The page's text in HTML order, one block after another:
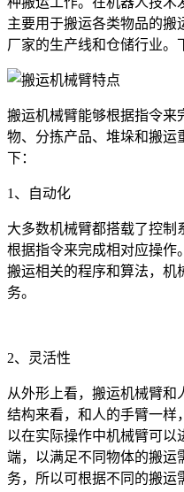
主要用于搬运各类物品的搬
厂家的生产线和仓储行业。
搬运机械臂能够根据指令来
物、分拣产品、堆垛和搬运
下：
1、自动化
大多数机械臂都搭载了控制
根据指令来完成相对应操作
搬运相关的程序和算法，机
务。
2、灵活性
从外形上看，搬运机械臂
结构来看，和人的手臂一样
以在实际操作中机械臂可以
端，以满足不同物体的搬运
务，所以可根据不同的搬运